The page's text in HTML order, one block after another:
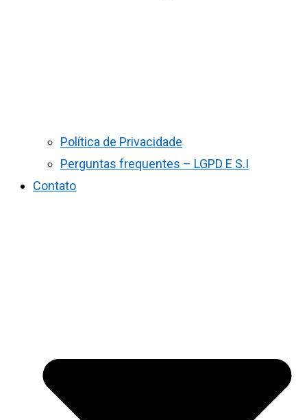
Política de Privacidade
Perguntas frequentes – LGPD E S.I
Contato